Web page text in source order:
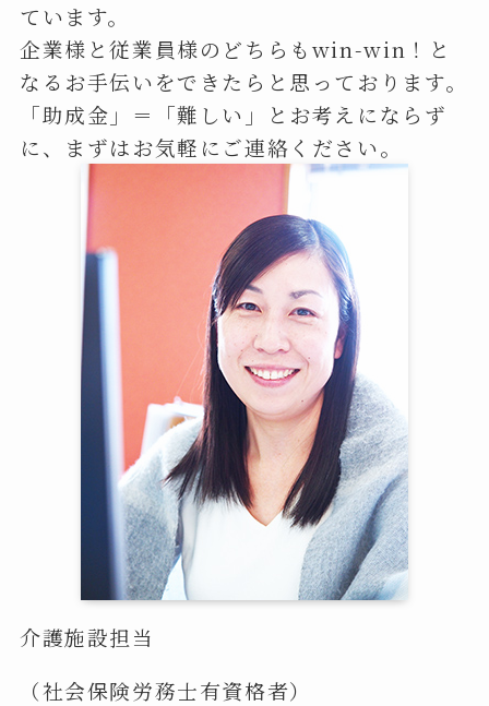
ています。
企業様と従業員様のどちらもwin-win！と
なるお手伝いをできたらと思っております。
「助成金」＝「難しい」とお考えにならず
に、まずはお気軽にご連絡ください。
介護施設担当
（社会保険労務士有資格者）